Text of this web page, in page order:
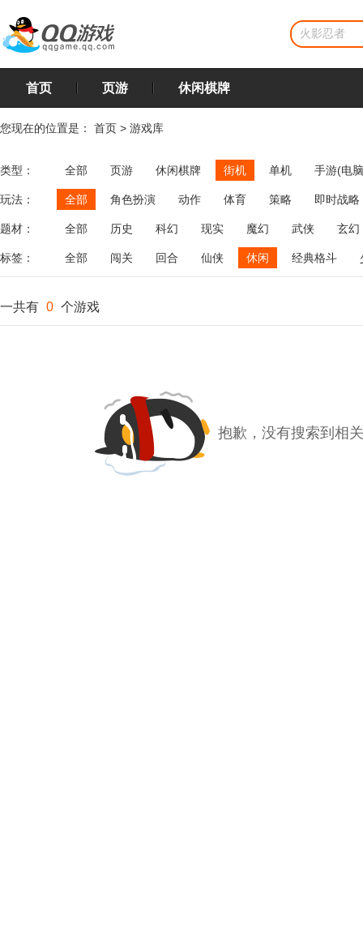
首页 页游 休闲棋牌
您现在的位置是： 首页 > 游戏库
类型： 全部 页游 休闲棋牌 街机 单机 手游(电
玩法： 全部 角色扮演 动作 体育 策略
即时战略
飞行
恋爱 第三人称射击 棋类 牌类 麻将
题材： 全部 历史 科幻 现实 魔幻 武侠 玄幻
标签： 全部 闯关 回合 仙侠 休闲 经典格斗
一共有 0 个游戏
抱歉，没有搜索到相